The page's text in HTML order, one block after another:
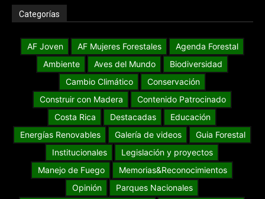
Categorías
AF Joven AF Mujeres Forestales
Agenda Forestal
Ambiente
Aves del Mundo
Biodiversidad
Cambio Climático
Conservación
Construir con Madera
Contenido Patrocinado
Costa Rica
Destacadas
Educación
Energías Renovables
Galería de videos
Guia Forestal
Institucionales
Legislación y proyectos
Manejo de Fuego
Memorias&Reconocimientos
Opinión
Parques Nacionales